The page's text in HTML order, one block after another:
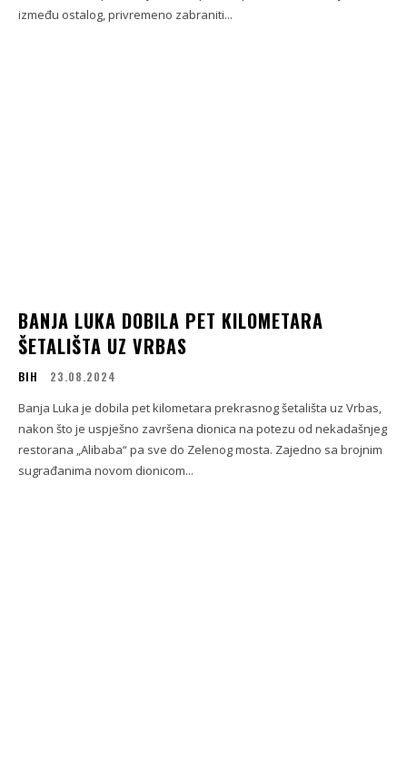
između ostalog, privremeno zabraniti...
BANJA LUKA DOBILA PET KILOMETARA
ŠETALIŠTA UZ VRBAS
BIH 23.08.2024
Banja Luka je dobila pet kilometara prekrasnog šetališta uz Vrbas,
nakon što je uspješno završena dionica na potezu od nekadašnjeg
restorana „Alibaba“ pa sve do Zelenog mosta. Zajedno sa brojnim
sugrađanima novom dionicom...